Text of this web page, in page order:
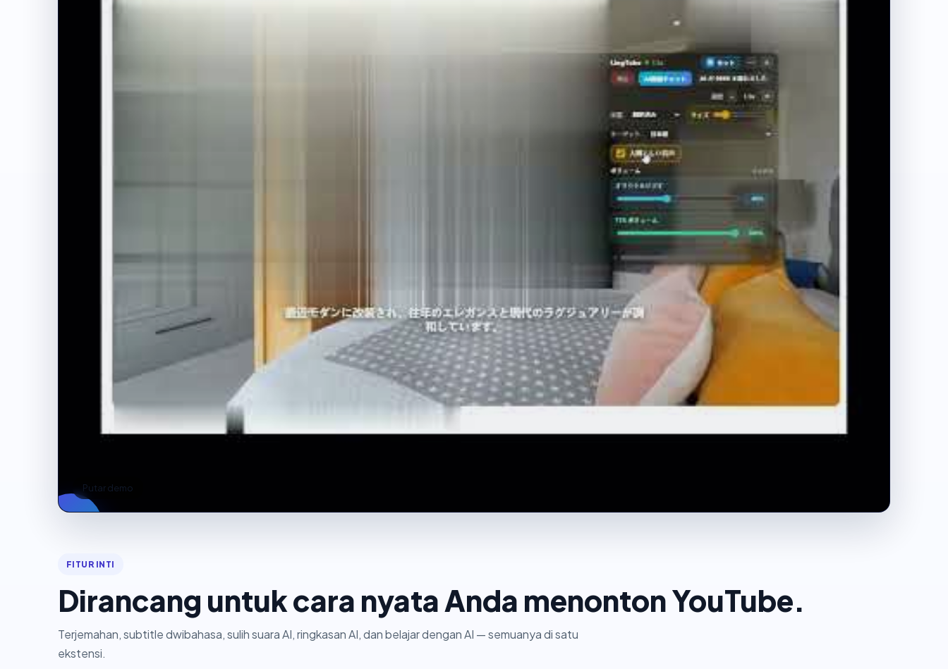
Putar demo
FITUR INTI
Dirancang untuk cara nyata Anda menonton YouTube.
Terjemahan, subtitle dwibahasa, sulih suara AI, ringkasan AI, dan belajar dengan AI — semuanya di satu
ekstensi.